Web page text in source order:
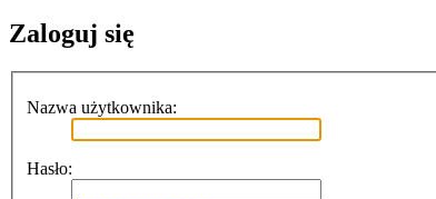
Zaloguj się
Nazwa użytkownika:
Hasło: